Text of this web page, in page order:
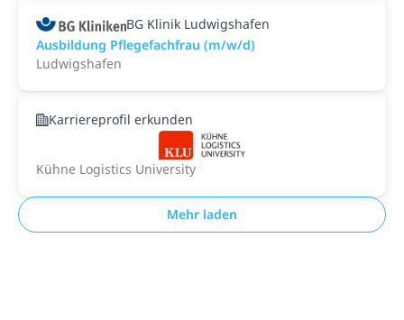
BG Klinik Ludwigshafen
Ausbildung Pflegefachfrau (m/w/d)
Ludwigshafen
Karriereprofil erkunden
Kühne Logistics University
Mehr laden